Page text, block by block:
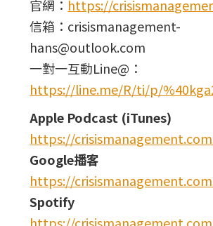
官網： https://
信箱：crisismanagement-
hans@outlook.com
一對一互動Line@：
https://line.me/R/ti/p/
Apple Podcast (iTunes)
https://
Google播客
https://
Spotify